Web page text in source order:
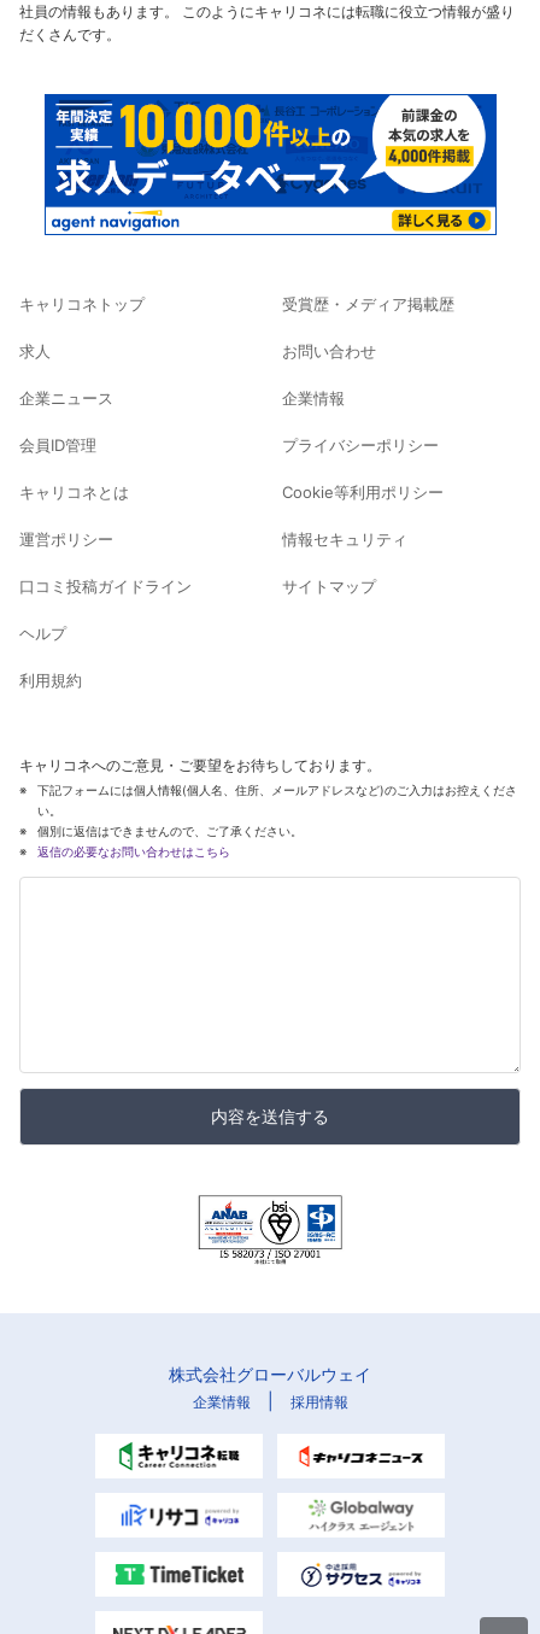
社員の情報もあります。 このようにキャリコネには転職に役立つ情報が盛り
だくさんです。
キャリコネトップ
求人
企業ニュース
会員ID管理
キャリコネとは
運営ポリシー
口コミ投稿ガイドライン
ヘルプ
利用規約
受賞歴・メディア掲載歴
お問い合わせ
企業情報
プライバシーポリシー
Cookie等利用ポリシー
情報セキュリティ
サイトマップ
キャリコネへのご意見・ご要望をお待ちしております。
下記フォームには個人情報(個人名、住所、メールアドレスなど)のご入力はお控えくださ
い。
個別に返信はできませんので、ご了承ください。
返信の必要なお問い合わせはこちら
内容を送信する
株式会社グローバルウェイ
企業情報 採用情報